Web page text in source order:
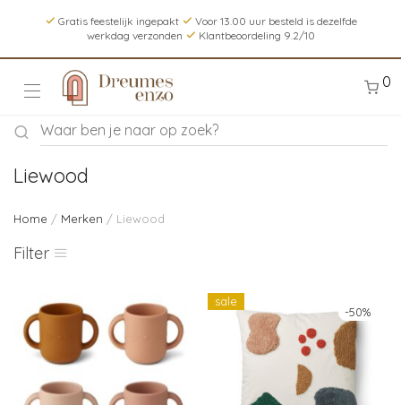
Gratis feestelijk ingepakt
Voor 13.00 uur besteld is dezelfde
werkdag verzonden
Klantbeoordeling 9.2/10
0
Liewood
Home / Merken / Liewood
Filter
-50%
sale